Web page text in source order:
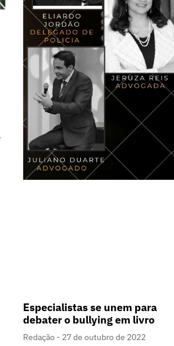
Especialistas se unem para
debater o bullying em livro
Redação
27 de outubro de 2022